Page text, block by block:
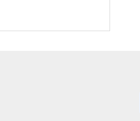
query_builder2021年4月27日